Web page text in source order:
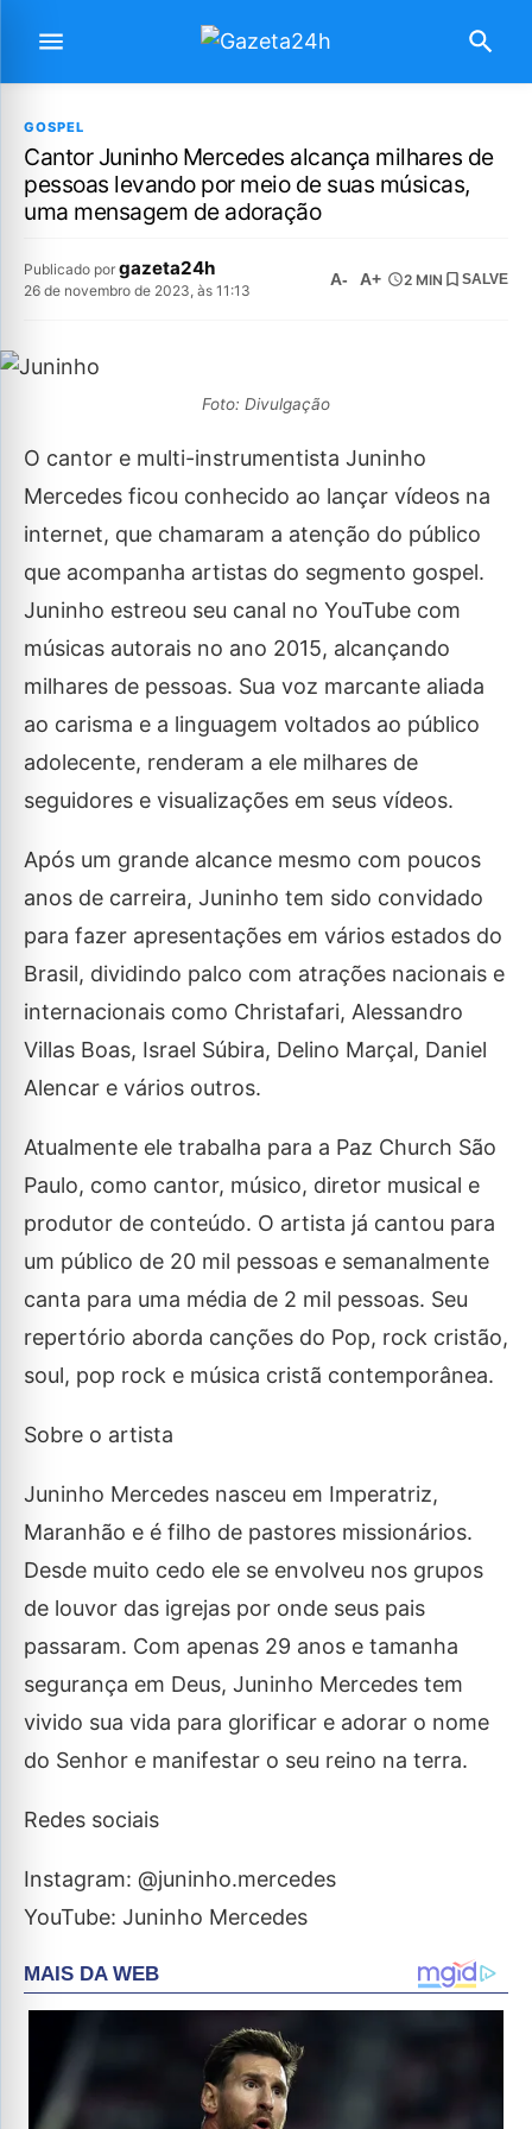
GOSPEL
Cantor Juninho Mercedes alcança milhares de
pessoas levando por meio de suas músicas,
uma mensagem de adoração
Publicado por gazeta24h
26 de novembro de 2023, às 11:13
A- A+ 2 MIN SALVE
Foto: Divulgação
O cantor e multi-instrumentista Juninho
Mercedes ficou conhecido ao lançar vídeos na
internet, que chamaram a atenção do público
que acompanha artistas do segmento gospel.
Juninho estreou seu canal no YouTube com
músicas autorais no ano 2015, alcançando
milhares de pessoas. Sua voz marcante aliada
ao carisma e a linguagem voltados ao público
adolecente, renderam a ele milhares de
seguidores e visualizações em seus vídeos.
Após um grande alcance mesmo com poucos
anos de carreira, Juninho tem sido convidado
para fazer apresentações em vários estados do
Brasil, dividindo palco com atrações nacionais e
internacionais como Christafari, Alessandro
Villas Boas, Israel Súbira, Delino Marçal, Daniel
Alencar e vários outros.
Atualmente ele trabalha para a Paz Church São
Paulo, como cantor, músico, diretor musical e
produtor de conteúdo. O artista já cantou para
um público de 20 mil pessoas e semanalmente
canta para uma média de 2 mil pessoas. Seu
repertório aborda canções do Pop, rock cristão,
soul, pop rock e música cristã contemporânea.
Sobre o artista
Juninho Mercedes nasceu em Imperatriz,
Maranhão e é filho de pastores missionários.
Desde muito cedo ele se envolveu nos grupos
de louvor das igrejas por onde seus pais
passaram. Com apenas 29 anos e tamanha
segurança em Deus, Juninho Mercedes tem
vivido sua vida para glorificar e adorar o nome
do Senhor e manifestar o seu reino na terra.
Redes sociais
Instagram: @juninho.mercedes
YouTube: Juninho Mercedes